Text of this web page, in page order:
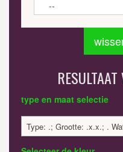
type en maat selectie
Type: .; Grootte: .x.x.; .